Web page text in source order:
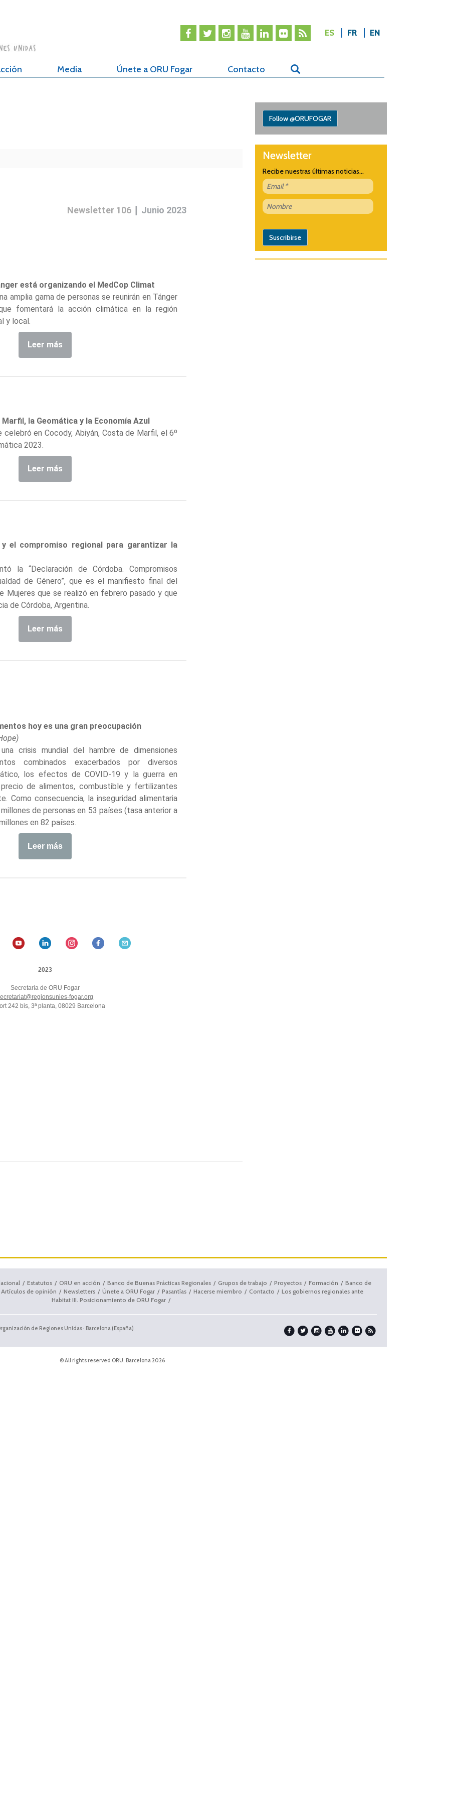
ES FR EN
Media Únete a ORU Fogar Contacto
Newsletter 106 Junio 2023
está organizando el MedCop Climat
amplia gama de personas se reunirán en Tánger
fomentará la acción climática en la región
y local.
Leer más
la Geomática y la Economía Azul
en Cocody, Abiyán, Costa de Marfil, el 6º
2023.
Leer más
y el compromiso regional para garantizar la
la “Declaración de Córdoba. Compromisos
de Género”, que es el manifiesto final del
Mujeres que se realizó en febrero pasado y que
de Córdoba, Argentina.
Leer más
hoy es una gran preocupación
crisis mundial del hambre de dimensiones
combinados exacerbados por diversos
los efectos de COVID-19 y la guerra en
de alimentos, combustible y fertilizantes
Como consecuencia, la inseguridad alimentaria
de personas en 53 países (tasa anterior a
en 82 países.
Leer más
2023
Secretaría de ORU Fogar
fogar.org
242 bis, 3ª planta, 08029 Barcelona
Follow @ORUFOGAR
Newsletter
Recibe nuestras últimas noticias...
Estatutos ORU en acción Banco de Buenas Prácticas Regionales Grupos de trabajo Proyectos Formación
Banco de
Artículos de opinión Newsletters Únete a ORU Fogar Pasantías Hacerse miembro Contacto
Los gobiernos regionales ante
Habitat III. Posicionamiento de ORU Fogar
de Regiones Unidas · Barcelona (España)
© All rights reserved ORU. Barcelona 2026